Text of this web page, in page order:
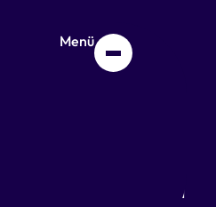
Menü
–
von Verena